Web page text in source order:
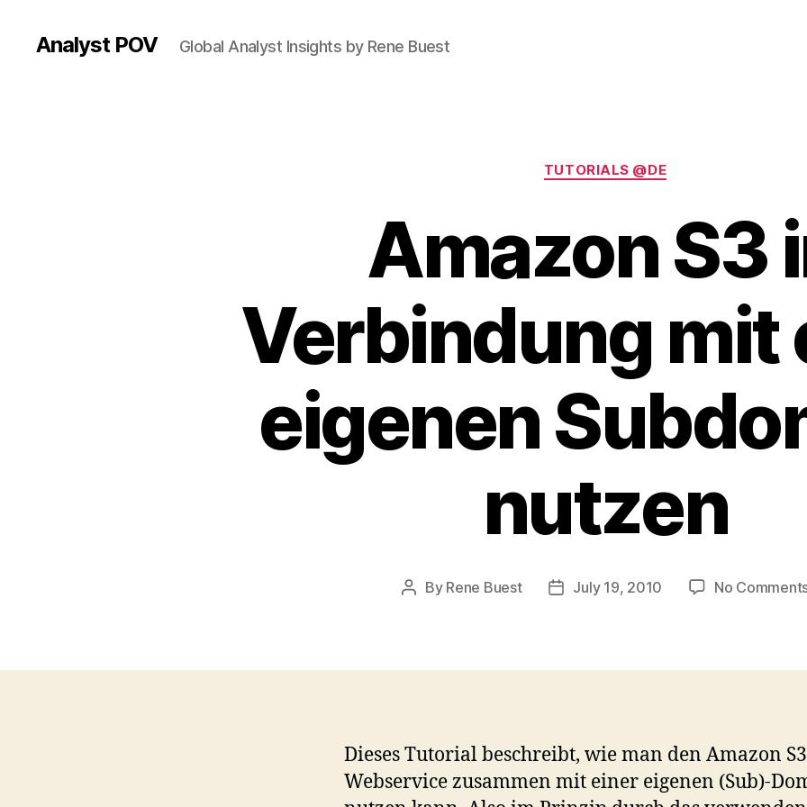
Analyst POV Global Analyst Insights by Rene Buest
Categories
TUTORIALS @DE
Amazon S3
Verbindung mit
eigenen
nutzen
Post
By Rene Buest
PostJuly 19, 2010 No
Dieses Tutorial beschreibt, wie man den Amazon S3
Webservice zusammen mit einer eigenen (Sub)-